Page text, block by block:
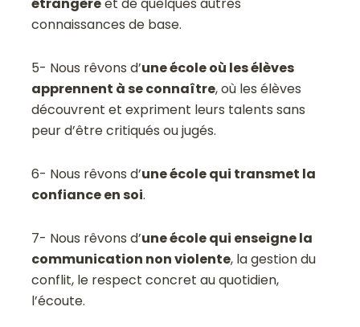
connaissances de base.
5- Nous rêvons d’une école où les élèves
apprennent à se connaître, où les élèves
découvrent et expriment leurs talents sans
peur d’être critiqués ou jugés.
6- Nous rêvons d’une école qui transmet la
confiance en soi.
7- Nous rêvons d’une école qui enseigne la
communication non violente, la gestion du
conflit, le respect concret au quotidien,
l’écoute.